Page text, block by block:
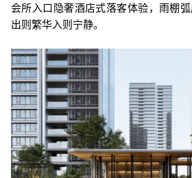
会所入口隐奢酒店式落客体验，雨棚弧
出则繁华入则宁静。